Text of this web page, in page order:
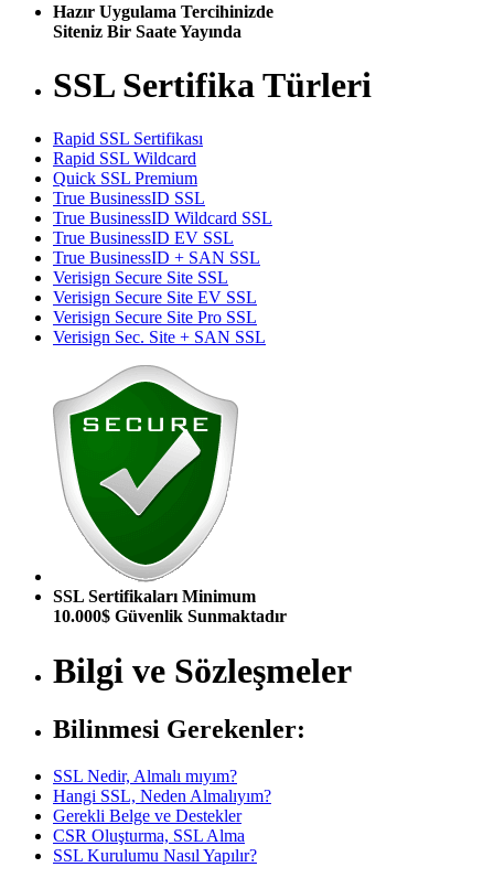
Hazır Uygulama Tercihinizde
Siteniz Bir Saate Yayında
SSL Sertifika Türleri
Rapid SSL Sertifikası
Rapid SSL Wildcard
Quick SSL Premium
True BusinessID SSL
True BusinessID Wildcard SSL
True BusinessID EV SSL
True BusinessID + SAN SSL
Verisign Secure Site SSL
Verisign Secure Site EV SSL
Verisign Secure Site Pro SSL
Verisign Sec. Site + SAN SSL
SSL Sertifikaları Minimum
10.000$ Güvenlik Sunmaktadır
Bilgi ve Sözleşmeler
Bilinmesi Gerekenler:
SSL Nedir, Almalı mıyım?
Hangi SSL, Neden Almalıyım?
Gerekli Belge ve Destekler
CSR Oluşturma, SSL Alma
SSL Kurulumu Nasıl Yapılır?